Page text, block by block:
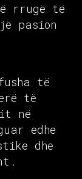
rrugë të
pasion
të
të
në
edhe
dhe